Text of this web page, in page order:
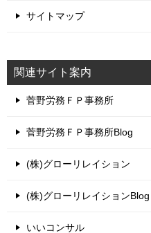
サイトマップ
関連サイト案内
菅野労務ＦＰ事務所
菅野労務ＦＰ事務所Blog
(株)グローリレイション
(株)グローリレイションBlog
いいコンサル